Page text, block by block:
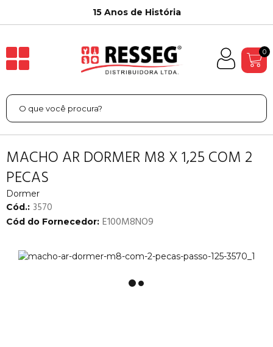
15 Anos de História
0
MACHO AR DORMER M8 X 1,25 COM 2
PECAS
Dormer
Cód.: 3570
Cód do Fornecedor: E100M8NO9